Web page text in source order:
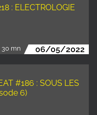
: ELECTROLOGIE
30 mn 06/05/2022
#186 : SOUS LES
6)